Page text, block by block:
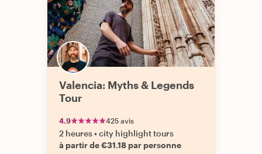
Valencia: Myths & Legends
Tour
4.9 425 avis
2 heures•city highlight tours
à partir de €31.18 par personne